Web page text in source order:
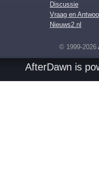
Discussie
Vraag en
Nieuws2.nl
© 1999-2026
AfterDawn is